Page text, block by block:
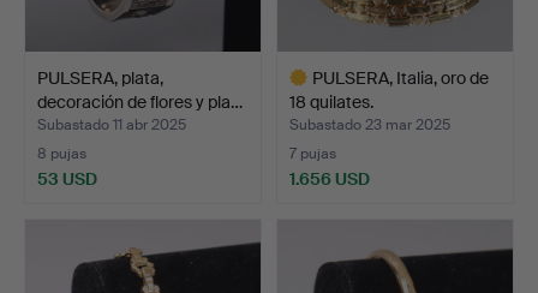
PULSERA, plata,
decoración de flores y pla…
Subastado 11 abr 2025
8 pujas
53 USD
PULSERA, Italia, oro de
18 quilates.
Subastado 23 mar 2025
7 pujas
1.656 USD